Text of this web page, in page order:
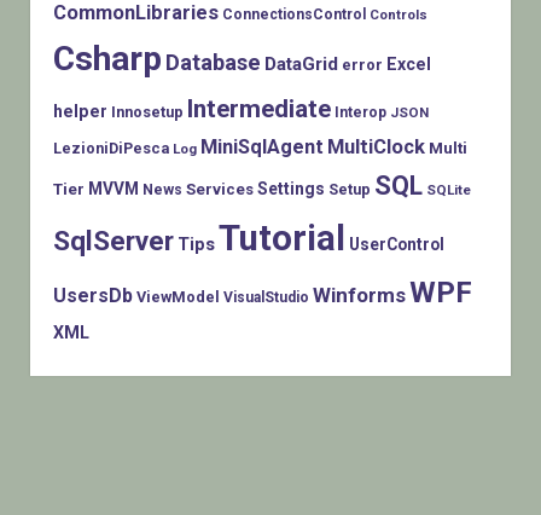
CommonLibraries ConnectionsControl Controls
Csharp Database DataGrid error Excel
helper Innosetup Intermediate Interop JSON
LezioniDiPesca Log MiniSqlAgent MultiClock Multi
Tier MVVM News Services Settings Setup SQL SQLite
SqlServer TipsTutorial UserControl
UsersDb ViewModel VisualStudio WinformsWPF
XML